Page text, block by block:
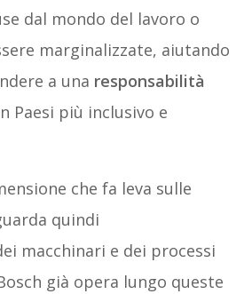
dal mondo del lavoro o
marginalizzate, aiutando
a una responsabilità
Paesi più inclusivo e
che fa leva sulle
quindi
macchinari e dei processi
già opera lungo queste